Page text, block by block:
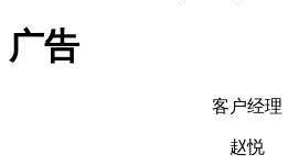
广告
客户经理
赵悦